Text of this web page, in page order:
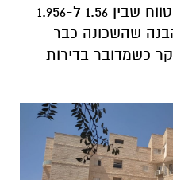
ברחוב נחל פרת שנמכרו בטווח שבין 1.56 ל-1.956
שהשכונה כבר
כשמדובר בדירות